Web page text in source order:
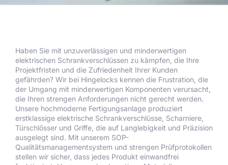
Haben Sie mit unzuverlässigen und minderwertigen
elektrischen Schrankverschlüssen zu kämpfen, die Ihre
Projektfristen und die Zufriedenheit Ihrer Kunden
gefährden? Wir bei Hingelocks kennen die Frustration, die
der Umgang mit minderwertigen Komponenten verursacht,
die Ihren strengen Anforderungen nicht gerecht werden.
Unsere hochmoderne Fertigungsanlage produziert
erstklassige elektrische Schrankverschlüsse, Scharniere,
Türschlösser und Griffe, die auf Langlebigkeit und Präzision
ausgelegt sind. Mit unserem SOP-
Qualitätsmanagementsystem und strengen Prüfprotokollen
stellen wir sicher, dass jedes Produkt einwandfrei